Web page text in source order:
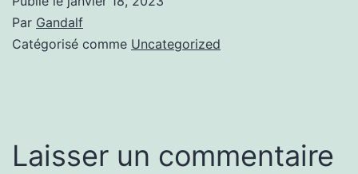
Par Gandalf
Catégorisé comme Uncategorized
Laisser un commentaire